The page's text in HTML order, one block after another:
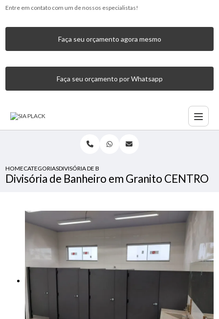
Entre em contato com um de nossos especialistas!
Faça seu orçamento agora mesmo
Faça seu orçamento por Whatsapp
HOMECATEGORIASDIVISÓRIA DE BANHEIRO EM GRANITO CENTRO
Divisória de Banheiro em Granito CENTRO